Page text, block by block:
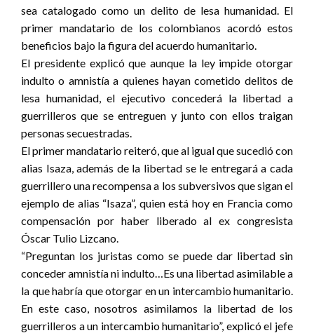
sea catalogado como un delito de lesa humanidad. El
primer mandatario de los colombianos acordó estos
beneficios bajo la figura del acuerdo humanitario.
El presidente explicó que aunque la ley impide otorgar
indulto o amnistía a quienes hayan cometido delitos de
lesa humanidad, el ejecutivo concederá la libertad a
guerrilleros que se entreguen y junto con ellos traigan
personas secuestradas.
El primer mandatario reiteró, que al igual que sucedió con
alias Isaza, además de la libertad se le entregará a cada
guerrillero una recompensa a los subversivos que sigan el
ejemplo de alias “Isaza”, quien está hoy en Francia como
compensación por haber liberado al ex congresista
Óscar Tulio Lizcano.
“Preguntan los juristas como se puede dar libertad sin
conceder amnistía ni indulto…Es una libertad asimilable a
la que habría que otorgar en un intercambio humanitario.
En este caso, nosotros asimilamos la libertad de los
guerrilleros a un intercambio humanitario”, explicó el jefe